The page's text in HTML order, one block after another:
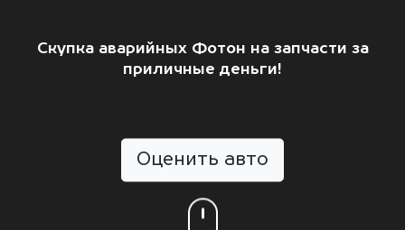
Скупка аварийных Фотон на запчасти за
приличные деньги!
Оценить авто